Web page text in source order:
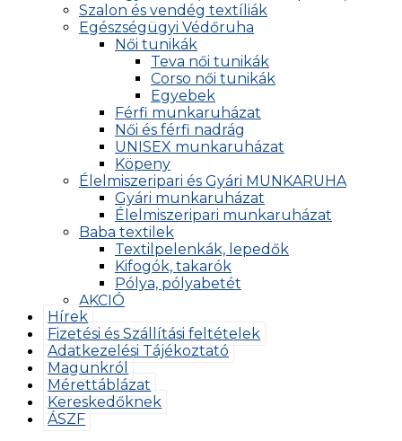
Szalon és vendég textíliák
Egészségügyi Védőruha
Női tunikák
Teva női tunikák
Corso női tunikák
Egyebek
Férfi munkaruházat
Női és férfi nadrág
UNISEX munkaruházat
Köpeny
Élelmiszeripari és Gyári MUNKARUHA
Gyári munkaruházat
Élelmiszeripari munkaruházat
Baba textilek
Textilpelenkák, lepedők
Kifogók, takarók
Pólya, pólyabetét
AKCIÓ
Hírek
Fizetési és Szállítási feltételek
Adatkezelési Tájékoztató
Magunkról
Mérettáblázat
Kereskedőknek
ÁSZF